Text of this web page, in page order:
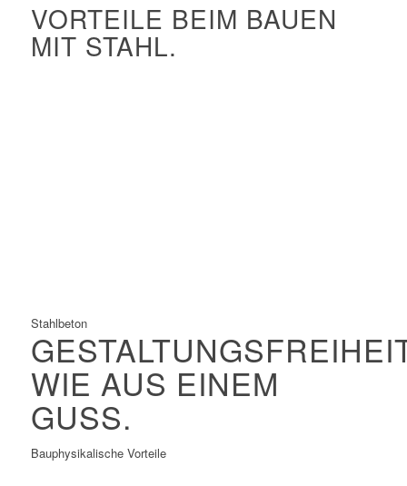
VORTEILE BEIM BAUEN
MIT STAHL.
Stahlbeton
WIE AUS EINEM
GUSS.
Bauphysikalische Vorteile